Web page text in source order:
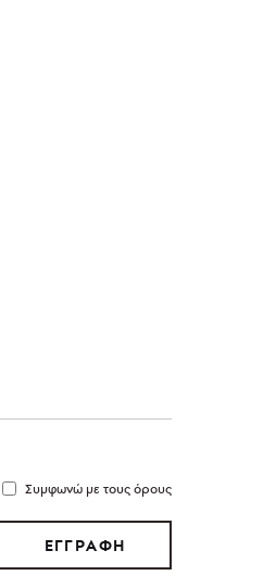
Συμφωνώ με τους όρους
ΕΓΓΡΑΦΗ